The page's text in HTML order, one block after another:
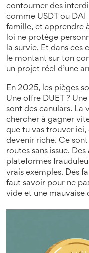
contourner des
comme USDT ou DAI
famille, et apprendre
loi ne protège
la survie. Et dans ces
le montant sur ton
un projet réel d’une
En 2025, les pièges
Une offre DUET ?
sont des canulars. La
chercher à gagner
que tu vas trouver ici,
devenir riche. Ce
routes sans issue.
plateformes
vrais exemples. Des
faut savoir pour ne
vide et une mauvaise